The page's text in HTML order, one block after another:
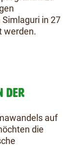
in 27
werden.
DER
auf
die